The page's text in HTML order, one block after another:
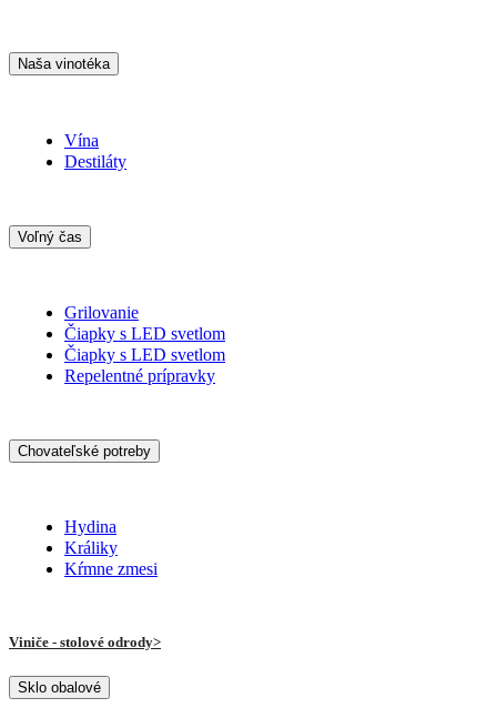
Naša vinotéka
Vína
Destiláty
Voľný čas
Grilovanie
Čiapky s LED svetlom
Čiapky s LED svetlom
Repelentné prípravky
Chovateľské potreby
Hydina
Králiky
Kŕmne zmesi
Viniče - stolové odrody
Sklo obalové